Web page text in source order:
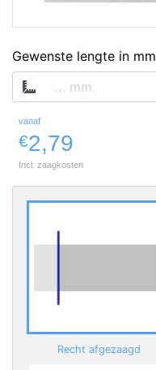
Gewenste lengte in mm
vanaf
€2,79
Incl. zaagkosten
Recht afgezaagd